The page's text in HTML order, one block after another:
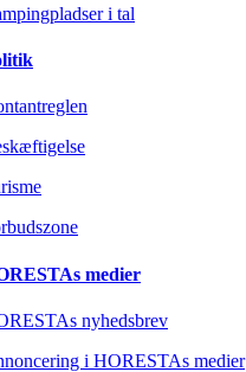
i tal
medier
nyhedsbrev
i HORESTAs medier